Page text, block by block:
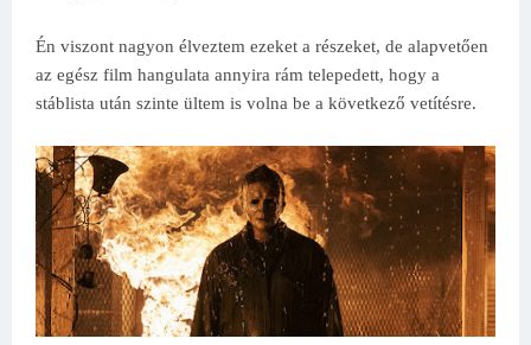
Én viszont nagyon élveztem ezeket a részeket, de alapvetően
az egész film hangulata annyira rám telepedett, hogy a
stáblista után szinte ültem is volna be a következő vetítésre.